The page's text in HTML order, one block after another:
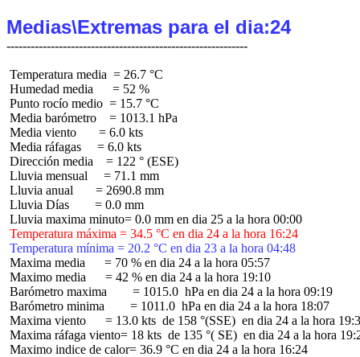
Medias\Extremas para el dia:24
Temperatura media  = 26.7 °C
Humedad media      = 52 %
Punto rocío medio  = 15.7 °C
Media barómetro    = 1013.1 hPa
Media viento       = 6.0 kts
Media ráfagas     = 6.0 kts
Dirección media    = 122 ° (ESE)
Lluvia mensual     = 71.1 mm
Lluvia anual       = 2690.8 mm
Lluvia Días        = 0.0 mm
Temperatura máxima = 34.5 °C en dia 24 a la hora 16:24
Temperatura mínima = 20.2 °C en dia 23 a la hora 04:48
Maxima media      = 70 % en dia 24 a la hora 05:57
Maximo media      = 42 % en dia 24 a la hora 19:10
Barómetro maxima        = 1015.0  hPa en dia 24 a la hora 09:19
Barómetro minima        = 1011.0  hPa en dia 24 a la hora 18:07
Maxima viento      = 13.0 kts  de 158 °(SSE)  en dia 24 a la hora
Maxima ráfaga viento= 18 kts  de 135 °( SE)  en dia 24 a la hora
Maximo indice de calor= 36.9 °C en dia 24 a la hora 16:24